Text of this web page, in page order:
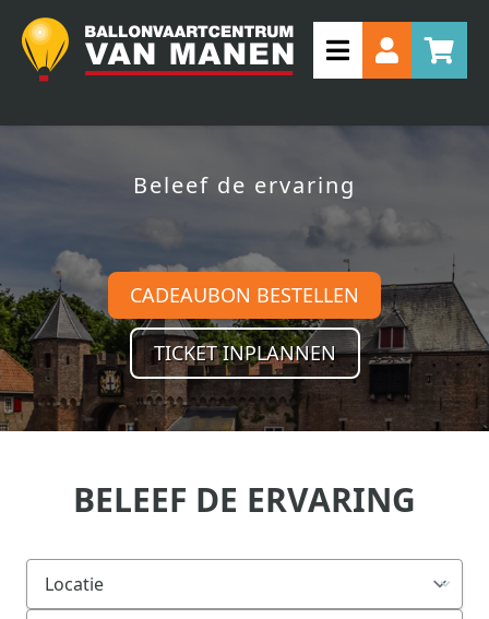
Beleef de ervaring
CADEAUBON BESTELLEN
TICKET INPLANNEN
BELEEF DE ERVARING